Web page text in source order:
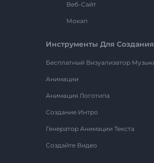
Веб-Сайт
Мокап
Инструменты Для
Бесплатный Визуализатор
Анимации
Анимация Логотипа
Создание Интро
Генератор Анимации Текста
Создайте Видео